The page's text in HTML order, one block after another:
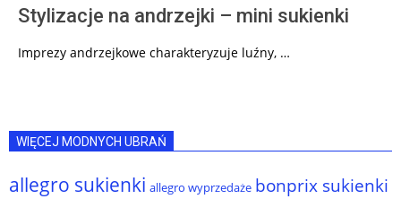
Stylizacje na andrzejki – mini sukienki
Imprezy andrzejkowe charakteryzuje luźny, …
WIĘCEJ MODNYCH UBRAŃ
allegro sukienki allegro wyprzedaże bonprix sukienki